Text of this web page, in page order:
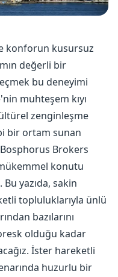
konforun kusursuz
değerli bir
bu deneyimi
muhteşem kıyı
zenginleşme
bir ortam sunan
Brokers
konutu
yazıda, sakin
topluluklarıyla ünlü
bazılarını
olduğu kadar
İster hareketli
huzurlu bir